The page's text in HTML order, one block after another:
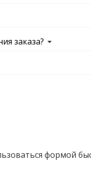
заказа?
формой